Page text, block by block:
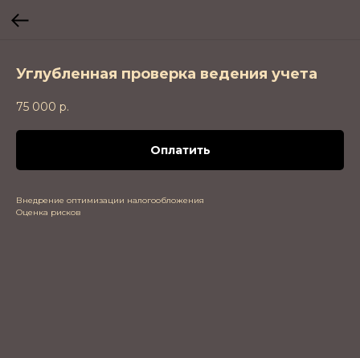
Углубленная проверка ведения учета
75 000 р.
Оплатить
Внедрение оптимизации налогообложения
Оценка рисков